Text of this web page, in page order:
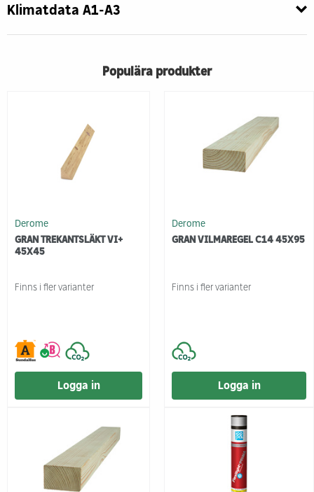
Klimatdata A1-A3
Populära produkter
Derome
GRAN TREKANTSLÄKT VI+
45X45
Finns i fler varianter
Logga in
Derome
GRAN VILMAREGEL C14 45X95
Finns i fler varianter
Logga in